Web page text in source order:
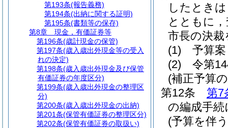
したとき
とともに
市長の決
(1)
予算案
(2)
令第
(補正予算
第12条
第7
の編成手
(予算を伴
第193条(報告義務)
第194条(出納に関する証明)
第195条(書類等の保存)
第8章
現金，有価証券等
第196条(歳計現金の保管)
第197条(歳入歳出外現金等の受入
れの決定)
第198条(歳入歳出外現金及び保管
有価証券の年度区分)
第199条(歳入歳出外現金の整理区
分)
第200条(歳入歳出外現金の出納)
第201条(保管有価証券の整理区分)
第202条(保管有価証券の取扱い)